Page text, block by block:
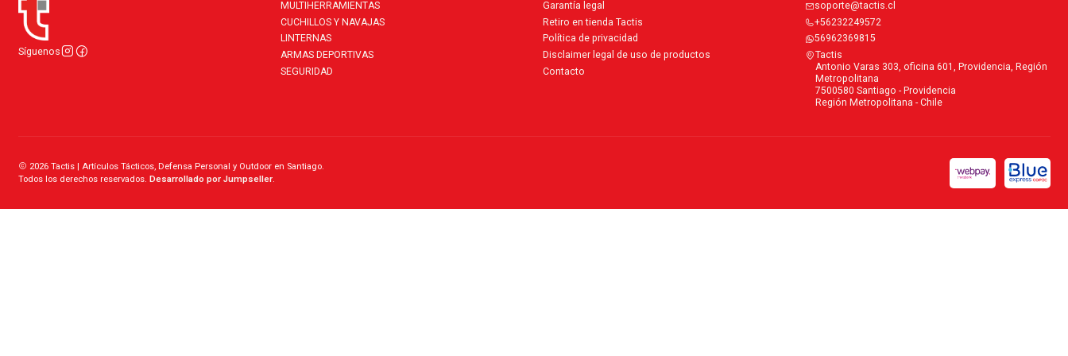
Síguenos
MULTIHERRAMIENTAS
CUCHILLOS Y NAVAJAS
LINTERNAS
ARMAS DEPORTIVAS
SEGURIDAD
Garantía legal
Retiro en tienda Tactis
Política de privacidad
Disclaimer legal de uso de productos
Contacto
soporte@tactis.cl
+56232249572
56962369815
Tactis
Antonio Varas 303, oficina 601, Providencia, Región
Metropolitana
7500580 Santiago - Providencia
Región Metropolitana - Chile
2026 Tactis | Artículos Tácticos, Defensa Personal y Outdoor en Santiago.
Todos los derechos reservados. Desarrollado por Jumpseller.